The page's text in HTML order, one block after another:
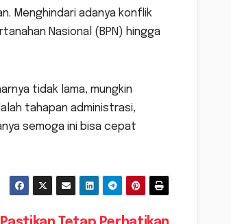
Menghindari adanya konflik
Nasional (BPN) hingga
tidak lama, mungkin
tahapan administrasi,
semoga ini bisa cepat